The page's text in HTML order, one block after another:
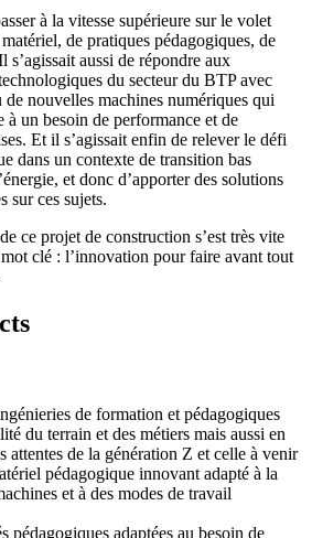
à la vitesse supérieure sur le volet
de pratiques pédagogiques, de
aussi de répondre aux
du secteur du BTP avec
nouvelles machines numériques qui
à un besoin de performance et de
Et il s’agissait enfin de relever le défi
dans un contexte de transition bas
et donc d’apporter des solutions
sur ces sujets.
ce projet de construction s’est très vite
clé : l’innovation pour faire avant tout
de formation et pédagogiques
du terrain et des métiers mais aussi en
attentes de la génération Z et celle à venir
pédagogique innovant adapté à la
et à des modes de travail
pédagogiques adaptées au besoin de